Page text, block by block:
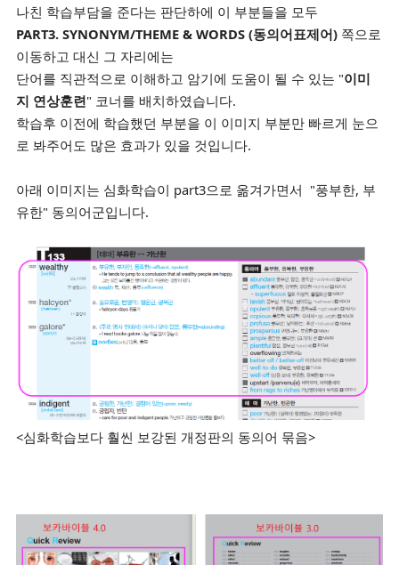
나친 학습부담을 준다는 판단하에 이 부분들을 모두
PART3. SYNONYM/THEME & WORDS (동의어표제어) 쪽으로
이동하고 대신 그 자리에는
단어를 직관적으로 이해하고 암기에 도움이 될 수 있는 "이미
지 연상훈련" 코너를 배치하였습니다.
학습후 이전에 학습했던 부분을 이 이미지 부분만 빠르게 눈으
로 봐주어도 많은 효과가 있을 것입니다.
아래 이미지는 심화학습이 part3으로 옮겨가면서 "풍부한, 부
유한" 동의어군입니다.
<심화학습보다 훨씬 보강된 개정판의 동의어 묶음>